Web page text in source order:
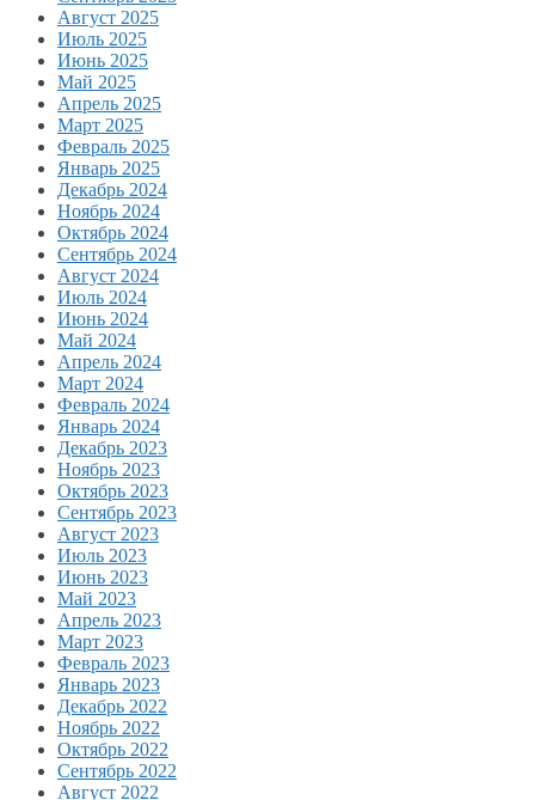
Август 2025
Июль 2025
Июнь 2025
Май 2025
Апрель 2025
Март 2025
Февраль 2025
Январь 2025
Декабрь 2024
Ноябрь 2024
Октябрь 2024
Сентябрь 2024
Август 2024
Июль 2024
Июнь 2024
Май 2024
Апрель 2024
Март 2024
Февраль 2024
Январь 2024
Декабрь 2023
Ноябрь 2023
Октябрь 2023
Сентябрь 2023
Август 2023
Июль 2023
Июнь 2023
Май 2023
Апрель 2023
Март 2023
Февраль 2023
Январь 2023
Декабрь 2022
Ноябрь 2022
Октябрь 2022
Сентябрь 2022
Август 2022